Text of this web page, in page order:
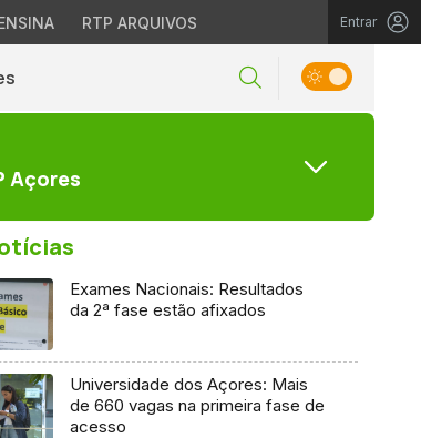
RTP ARQUIVOS Entrar
Açores
Exames Nacionais: Resultados
da 2ª fase estão afixados
Universidade dos Açores: Mais
de 660 vagas na primeira fase de
acesso